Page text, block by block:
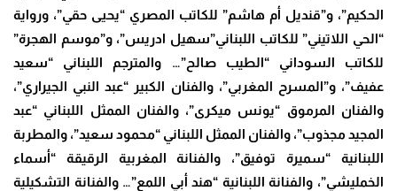
الحكيم”، و”قنديل أم هاشم” للكاتب المصري “يحيى حقي”، ورواية
“الحي اللاتيني” للكاتب اللبناني”سهيل ادريس”، و”موسم الهجرة”
للكاتب السوداني “الطيب صالح”… والمترجم اللبناني “سعيد
عفيف”، و”المسرح المغربي”، والفنان الكبير “عبد النبي الجيراري”،
والفنان المرموق “يونس ميكرى”، والفنان الممثل اللبناني “عبد
المجيد مجذوب”، والفنان الممثل اللبناني “محمود سعيد”، والمطربة
اللبنانية “سميرة توفيق”، والفنانة المغربية الرقيقة “أسماء
الخمليشي”، والفنانة اللبنانية “هند أبي اللمع”… والفنانة التشكيلية